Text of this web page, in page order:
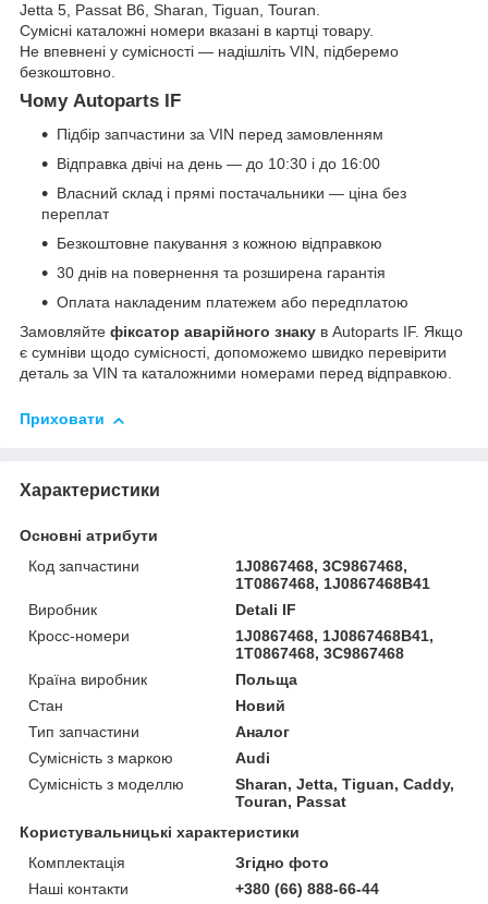
Jetta 5, Passat B6, Sharan, Tiguan, Touran.
Сумісні каталожні номери вказані в картці товару.
Не впевнені у сумісності — надішліть VIN, підберемо
безкоштовно.
Чому Autoparts IF
Підбір запчастини за VIN перед замовленням
Відправка двічі на день — до 10:30 і до 16:00
Власний склад і прямі постачальники — ціна без
переплат
Безкоштовне пакування з кожною відправкою
30 днів на повернення та розширена гарантія
Оплата накладеним платежем або передплатою
Замовляйте фіксатор аварійного знаку в Autoparts IF. Якщо
є сумніви щодо сумісності, допоможемо швидко перевірити
деталь за VIN та каталожними номерами перед відправкою.
Приховати
Характеристики
Основні атрибути
Код запчастини
1J0867468, 3C9867468,
1T0867468, 1J0867468B41
Виробник
Detali IF
Кросс-номери
1J0867468, 1J0867468B41,
1T0867468, 3C9867468
Країна виробник
Польща
Стан
Новий
Тип запчастини
Аналог
Сумісність з маркою
Audi
Сумісність з моделлю
Sharan, Jetta, Tiguan, Caddy,
Touran, Passat
Користувальницькі характеристики
Комплектація
Згідно фото
Наші контакти
+380 (66) 888-66-44